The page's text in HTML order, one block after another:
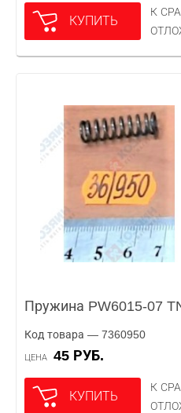
КУПИТЬ
К
Пружина PW6015-07
Код товара — 7360950
ЦЕНА 45 РУБ.
КУПИТЬ
К